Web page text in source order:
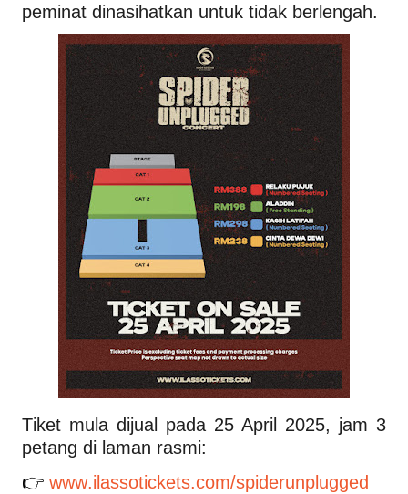
peminat dinasihatkan untuk tidak berlengah.
Tiket mula dijual pada 25 April 2025, jam 3
petang di laman rasmi:
👉 www.ilassotickets.com/spiderunplugged